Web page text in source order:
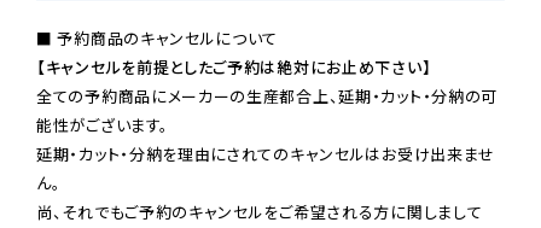
【キャンセルを前提としたご予約は絶対にお止め下さい】
全ての予約商品にメーカーの生産都合上、延期・カット・分納の可
能性がございます。
延期・カット・分納を理由にされてのキャンセルはお受け出来ませ
ん。
尚、それでもご予約のキャンセルをご希望される方に関しまして